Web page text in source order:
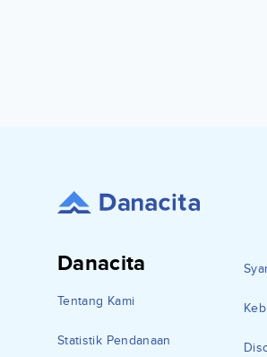
Danacita
Tentang Kami
Statistik Pendanaan